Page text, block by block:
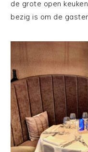
de grote open
bezig is om de